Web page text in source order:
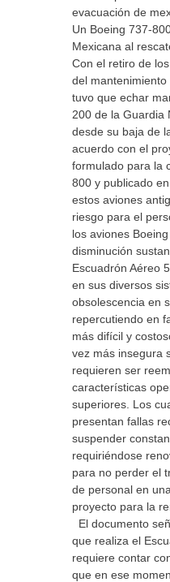
evacuación de
Un Boeing 737-
Mexicana al
Con el retiro de
del mantenimiento
tuvo que echar
200 de la Guardia
desde su baja de
acuerdo con el
formulado para la
800 y publicado
estos aviones
riesgo para el
los aviones
disminución
Escuadrón Aéreo
en sus diversos
obsolescencia en
repercutiendo en
más difícil y
vez más insegura
requieren ser
características
superiores. Los
presentan fallas
suspender
requiriéndose
para no perder el
de personal en
proyecto para la
El documento
que realiza el
requiere contar
que en ese